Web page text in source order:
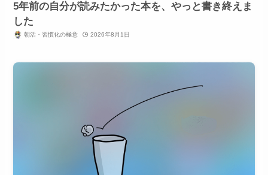
5年前の自分が読みたかった本を、やっと書き終えま
した
朝活・習慣化の極意 2026年8月1日